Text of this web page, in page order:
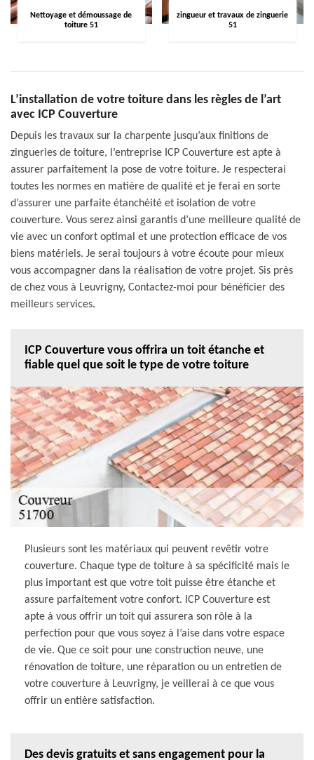
Nettoyage et démoussage de
toiture 51
zingueur et travaux de zinguerie
51
L’installation de votre toiture dans les règles de l’art
avec ICP Couverture
Depuis les travaux sur la charpente jusqu’aux finitions de
zingueries de toiture, l’entreprise ICP Couverture est apte à
assurer parfaitement la pose de votre toiture. Je respecterai
toutes les normes en matière de qualité et je ferai en sorte
d’assurer une parfaite étanchéité et isolation de votre
couverture. Vous serez ainsi garantis d’une meilleure qualité de
vie avec un confort optimal et une protection efficace de vos
biens matériels. Je serai toujours à votre écoute pour mieux
vous accompagner dans la réalisation de votre projet. Sis près
de chez vous à Leuvrigny, Contactez-moi pour bénéficier des
meilleurs services.
ICP Couverture vous offrira un toit étanche et
fiable quel que soit le type de votre toiture
Plusieurs sont les matériaux qui peuvent revêtir votre
couverture. Chaque type de toiture à sa spécificité mais le
plus important est que votre toit puisse être étanche et
assure parfaitement votre confort. ICP Couverture est
apte à vous offrir un toit qui assurera son rôle à la
perfection pour que vous soyez à l’aise dans votre espace
de vie. Que ce soit pour une construction neuve, une
rénovation de toiture, une réparation ou un entretien de
votre couverture à Leuvrigny, je veillerai à ce que vous
offrir un entière satisfaction.
Des devis gratuits et sans engagement pour la